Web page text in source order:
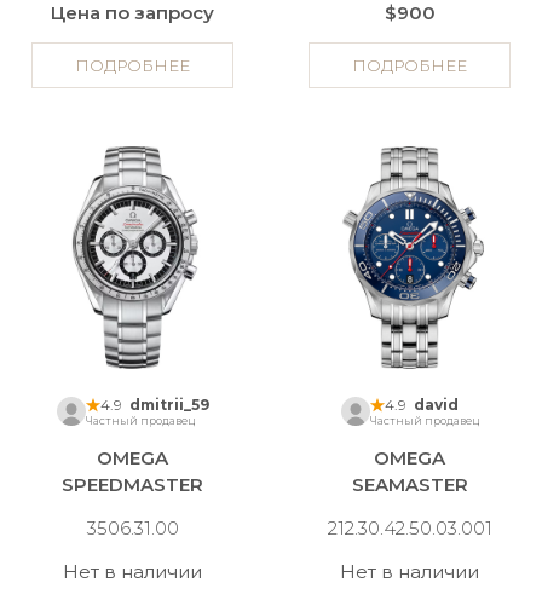
Цена по запросу
ПОДРОБНЕЕ
$900
ПОДРОБНЕЕ
4.9 dmitrii_59
Частный продавец
OMEGA
SPEEDMASTER
3506.31.00
Нет в наличии
4.9 david
Частный продавец
OMEGA
SEAMASTER
212.30.42.50.03.001
Нет в наличии